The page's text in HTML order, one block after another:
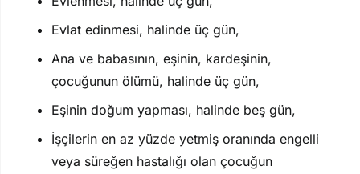
Evlat edinmesi, halinde üç gün,
Ana ve babasının, eşinin, kardeşinin,
çocuğunun ölümü, halinde üç gün,
Eşinin doğum yapması, halinde beş gün,
İşçilerin en az yüzde yetmiş oranında engelli
veya süreğen hastalığı olan çocuğun